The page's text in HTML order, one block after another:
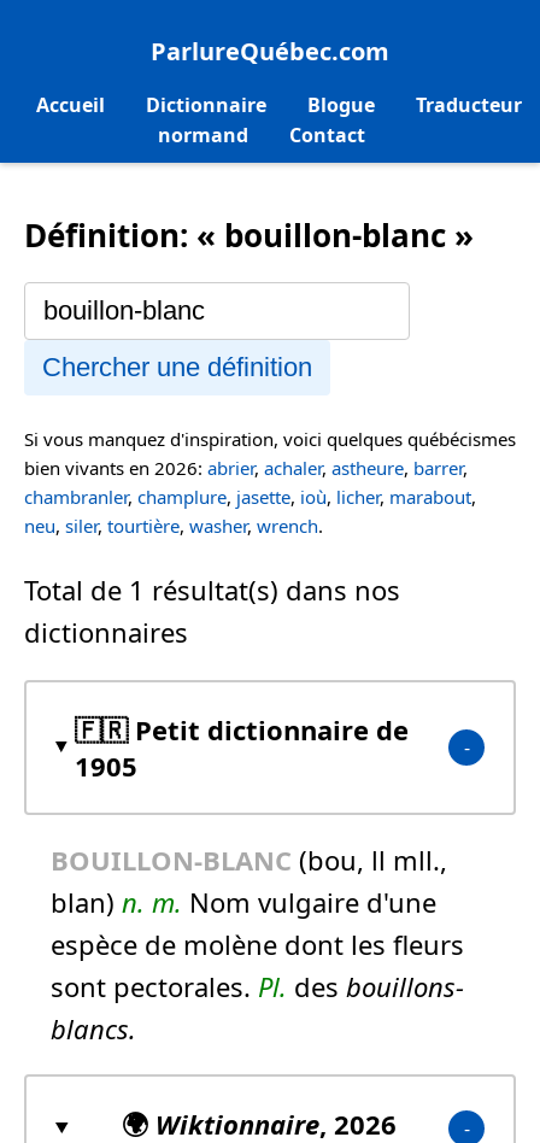
ParlureQuébec.com
Accueil Dictionnaire Blogue
Traducteur
normand
Contact
Définition: « bouillon-blanc »
Chercher une définition
Si vous manquez d'inspiration, voici quelques québécismes
bien vivants en 2026: abrier, achaler, astheure, barrer,
chambranler, champlure, jasette, ioù, licher, marabout,
neu, siler, tourtière, washer, wrench.
Total de 1 résultat(s) dans nos
dictionnaires
🇫🇷 Petit dictionnaire de
1905
BOUILLON-BLANC (bou, ll mll.,
blan) n. m. Nom vulgaire d'une
espèce de molène dont les fleurs
sont pectorales. Pl. des bouillons-
blancs.
🌍 Wiktionnaire, 2026